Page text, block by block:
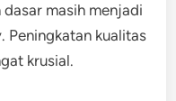
masih menjadi
Peningkatan kualitas
krusial.